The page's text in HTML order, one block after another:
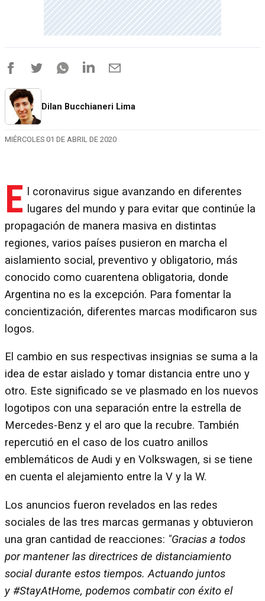
Dilan Bucchianeri Lima
MIÉRCOLES 01 DE ABRIL DE 2020
E
l coronavirus sigue avanzando en diferentes
lugares del mundo y para evitar que continúe la
propagación de manera masiva en distintas
regiones, varios países pusieron en marcha el
aislamiento social, preventivo y obligatorio, más
conocido como cuarentena obligatoria, donde
Argentina no es la excepción. Para fomentar la
concientización, diferentes marcas modificaron sus
logos.
El cambio en sus respectivas insignias se suma a la
idea de estar aislado y tomar distancia entre uno y
otro. Este significado se ve plasmado en los nuevos
logotipos con una separación entre la estrella de
Mercedes-Benz y el aro que la recubre. También
repercutió en el caso de los cuatro anillos
emblemáticos de Audi y en Volkswagen, si se tiene
en cuenta el alejamiento entre la V y la W.
Los anuncios fueron revelados en las redes
sociales de las tres marcas germanas y obtuvieron
una gran cantidad de reacciones: "Gracias a todos
por mantener las directrices de distanciamiento
social durante estos tiempos. Actuando juntos
y #StayAtHome, podemos combatir con éxito el